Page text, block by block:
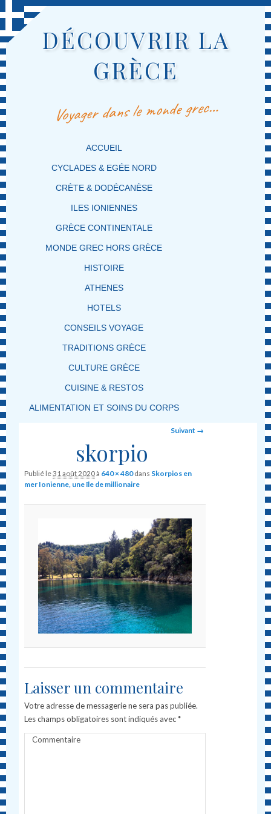
DÉCOUVRIR LA
GRÈCE
Voyager dans le monde grec…
MENU PRINCIPAL
MASQUER LA NAVIGATION PRINCIPALE
MASQUER LA NAVIGATION SECONDAIRE
ACCUEIL
CYCLADES & EGÉE NORD
CRÈTE & DODÉCANÈSE
ILES IONIENNES
GRÈCE CONTINENTALE
MONDE GREC HORS GRÈCE
HISTOIRE
ATHENES
HOTELS
CONSEILS VOYAGE
TRADITIONS GRÈCE
CULTURE GRÈCE
CUISINE & RESTOS
ALIMENTATION ET SOINS DU CORPS
Suivant →
skorpio
Publié le31 août 2020à 640 × 480dans Skorpios en
mer Ionienne, une île de millionaire
Laisser un commentaire
Votre adresse de messagerie ne sera pas publiée.
Les champs obligatoires sont indiqués avec*
Commentaire